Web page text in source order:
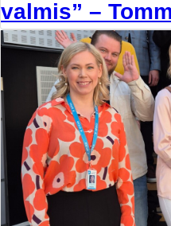
valmis” –